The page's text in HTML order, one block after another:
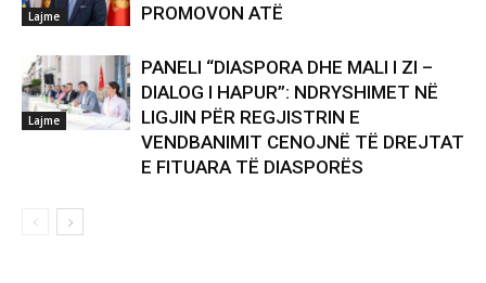
Lajme
PROMOVON ATË
Lajme
PANELI “DIASPORA DHE MALI I ZI –
DIALOG I HAPUR”: NDRYSHIMET NË
LIGJIN PËR REGJISTRIN E
VENDBANIMIT CENOJNË TË DREJTAT
E FITUARA TË DIASPORËS